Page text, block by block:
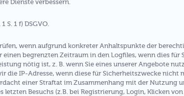
Dienste verbessern.
1 f) DSGVO.
wenn aufgrund konkreter Anhaltspunkte der
begrenzten Zeitraum in den Logfiles, wenn dies für
nötig ist, z. B. wenn Sie eines unserer Angebote
die IP-Adresse, wenn diese für Sicherheitszwecke nicht
einer Straftat im Zusammenhang mit der Nutzung
Besuchs (z.B. bei Registrierung, Login, Klicken von